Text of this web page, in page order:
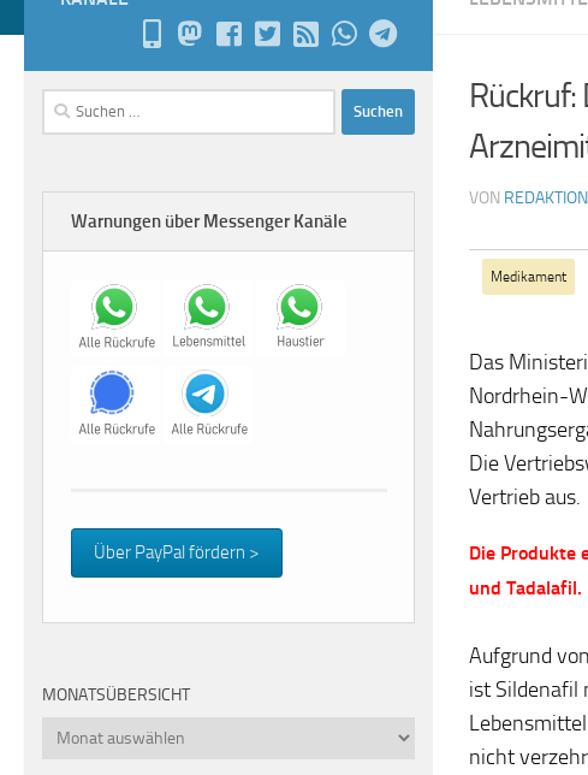
VON REDAKTION
Medikament
Das
Nordrhein-
Die
Vertrieb aus.
Die Produkte
und Tadalafil.
Aufgrund
ist Sildenafil
nicht
Suchen
nach:
Warnungen über Messenger Kanäle
Über PayPal fördern >
MONATSÜBERSICHT
Monatsübersicht